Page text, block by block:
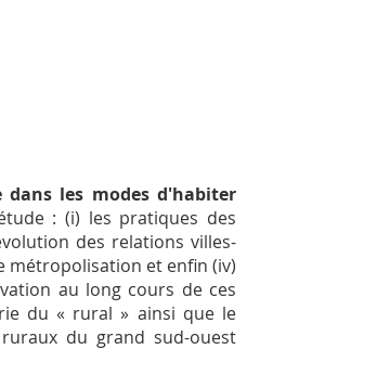
dans les modes d'habiter
: (i) les pratiques des
des relations villes-
métropolisation et enfin (iv)
au long cours de ces
du « rural » ainsi que le
du grand sud-ouest